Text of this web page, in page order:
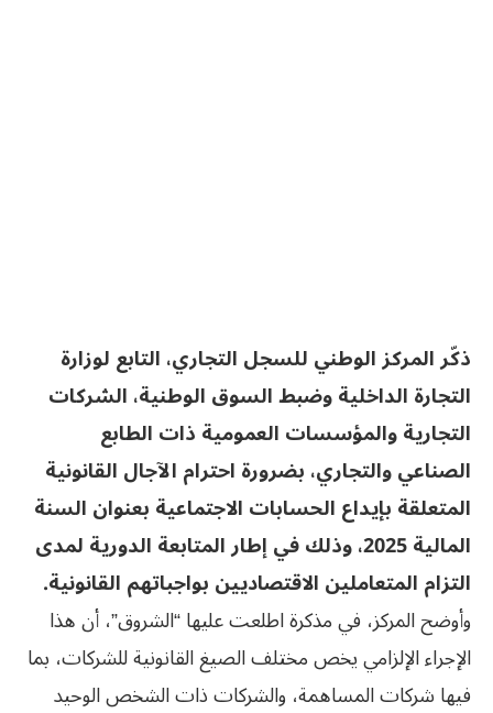
ذكّر المركز الوطني للسجل التجاري، التابع لوزارة
التجارة الداخلية وضبط السوق الوطنية، الشركات
التجارية والمؤسسات العمومية ذات الطابع
الصناعي والتجاري، بضرورة احترام الآجال القانونية
المتعلقة بإيداع الحسابات الاجتماعية بعنوان السنة
المالية 2025، وذلك في إطار المتابعة الدورية لمدى
التزام المتعاملين الاقتصاديين بواجباتهم القانونية.
وأوضح المركز، في مذكرة اطلعت عليها “الشروق”، أن هذا
الإجراء الإلزامي يخص مختلف الصيغ القانونية للشركات، بما
فيها شركات المساهمة، والشركات ذات الشخص الوحيد